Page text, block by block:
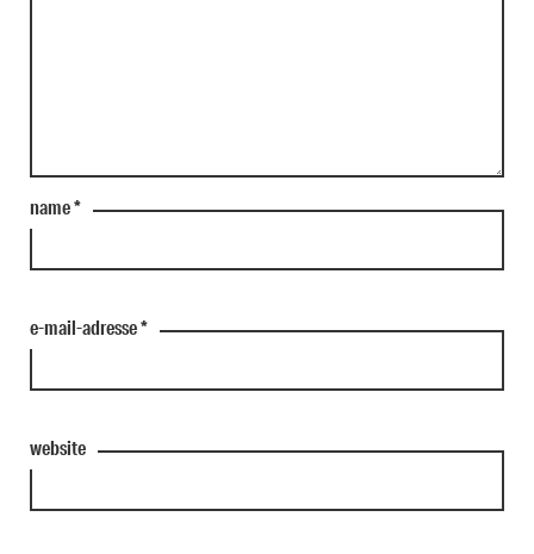
name*
e-mail-adresse*
website